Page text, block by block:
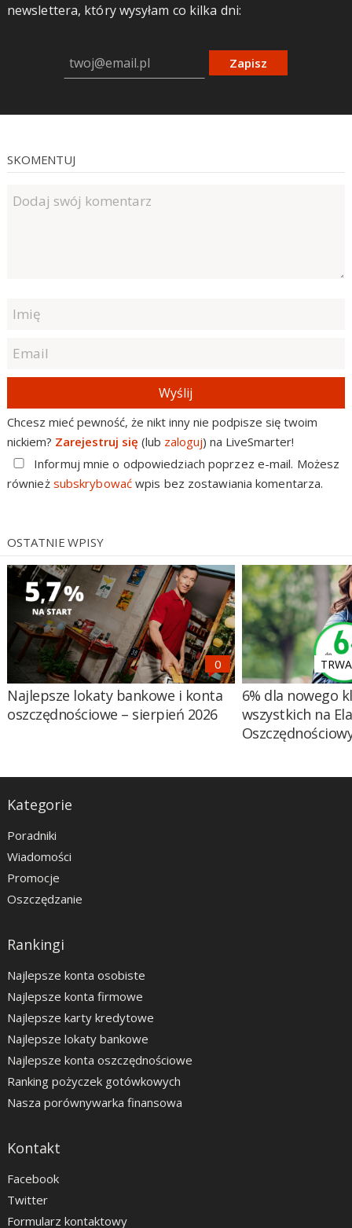
newslettera, który wysyłam co kilka dni:
Zapisz
SKOMENTUJ
Wyślij
Chcesz mieć pewność, że nikt inny nie podpisze się twoim
nickiem? Zarejestruj się (lub zaloguj) na LiveSmarter!
Informuj mnie o odpowiedziach poprzez e-mail. Możesz
również subskrybowaćwpis bez zostawiania komentarza.
OSTATNIE WPISY
Najlepsze lokaty bankowe i konta
oszczędnościowe – sierpień 2026
6% dla nowego
wszystkich na
Kategorie
Poradniki
Wiadomości
Promocje
Oszczędzanie
Rankingi
Najlepsze konta osobiste
Najlepsze konta firmowe
Najlepsze karty kredytowe
Najlepsze lokaty bankowe
Najlepsze konta oszczędnościowe
Ranking pożyczek gotówkowych
Nasza porównywarka finansowa
Kontakt
Facebook
Twitter
Formularz kontaktowy